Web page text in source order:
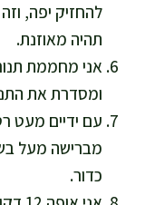
להחזיק יפה,
תהיה מאוזנת.
ומסדרת את
מברישה מעל
כדור.